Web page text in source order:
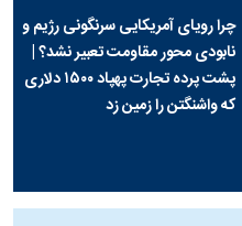
چرا رویای آمریکایی سرنگونی رژیم و
نابودی محور مقاومت تعبیر نشد؟ |
پشت پرده تجارت پهپاد‌ ۱۵۰۰ دلاری
که واشنگتن را زمین زد